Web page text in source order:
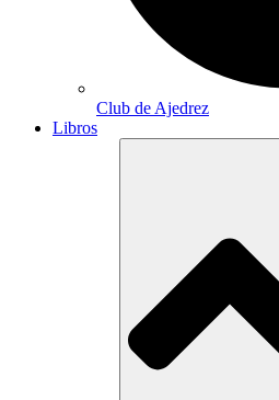
Club de Ajedrez
Libros